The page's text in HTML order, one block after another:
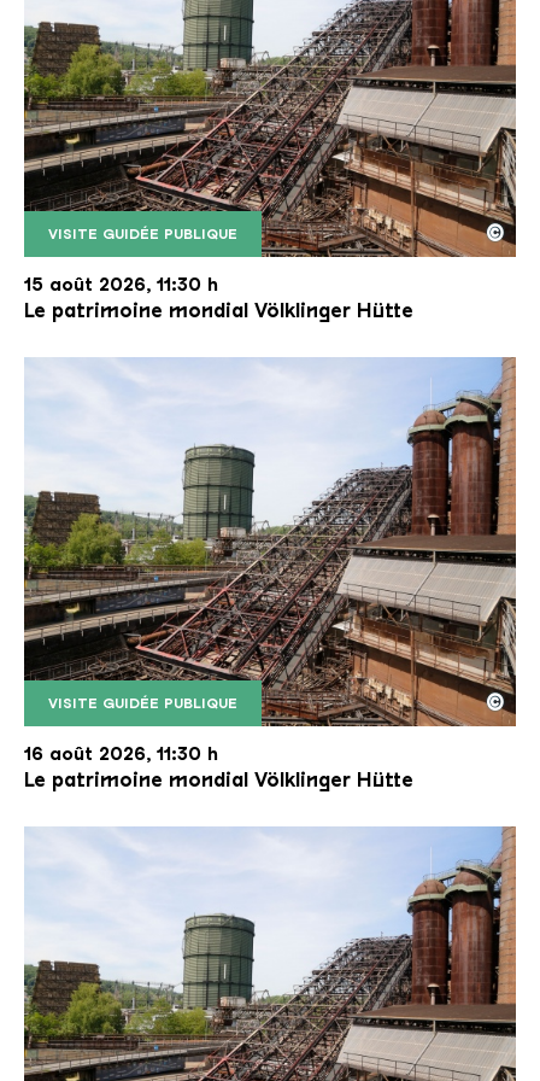
VISITE GUIDÉE PUBLIQUE
Le monte-charge incliné de la Völklinger Hütte
Copyright: Weltkulturerbe Völklinger Hütte | Karl
©
15 août 2026, 11:30 h
Le patrimoine mondial Völklinger Hütte
VISITE GUIDÉE PUBLIQUE
Le monte-charge incliné de la Völklinger Hütte
Copyright: Weltkulturerbe Völklinger Hütte | Karl
©
16 août 2026, 11:30 h
Le patrimoine mondial Völklinger Hütte